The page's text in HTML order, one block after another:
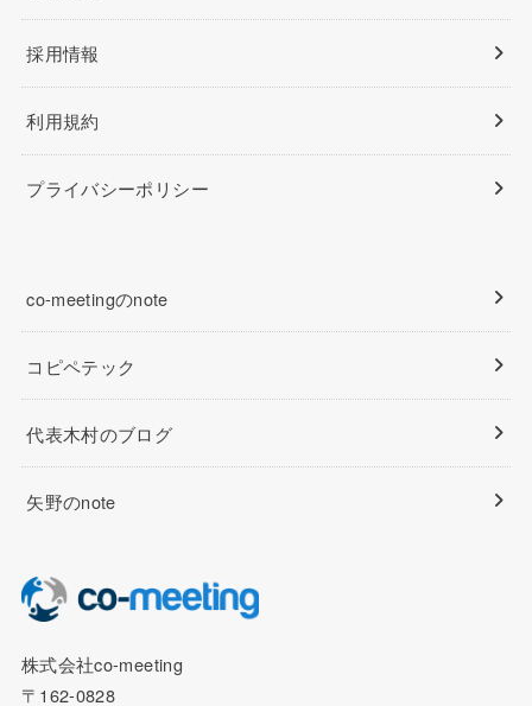
採用情報
利用規約
プライバシーポリシー
co-meetingのnote
コピペテック
代表木村のブログ
矢野のnote
株式会社co-meeting
〒162-0828